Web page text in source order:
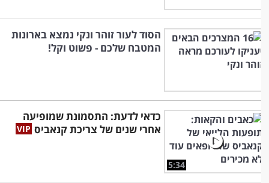
הסוד לעור זוהר ונקי נמצא בארונות
המטבח שלכם - פשוט וקל!
5:34
כדאי לדעת: התסמונת שמופיעה
אחרי שנים של צריכת קנאביס